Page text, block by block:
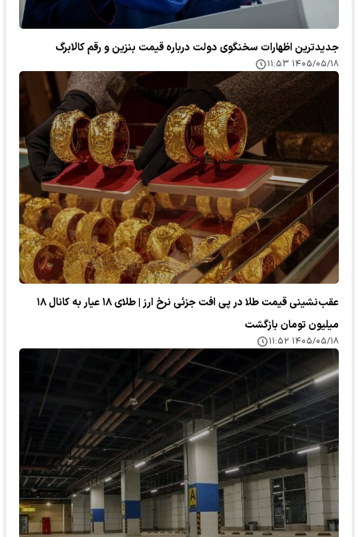
جدیدترین اظهارات سخنگوی دولت درباره قیمت بنزین و رقم کالابرگ
۱۴۰۵/۰۵/۱۸ ۱۱:۵۳
عقب‌نشینی قیمت طلا در پی افت جزئی نرخ ارز | طلای ۱۸ عیار به کانال ۱۸
میلیون تومان بازگشت
۱۴۰۵/۰۵/۱۸ ۱۱:۵۲